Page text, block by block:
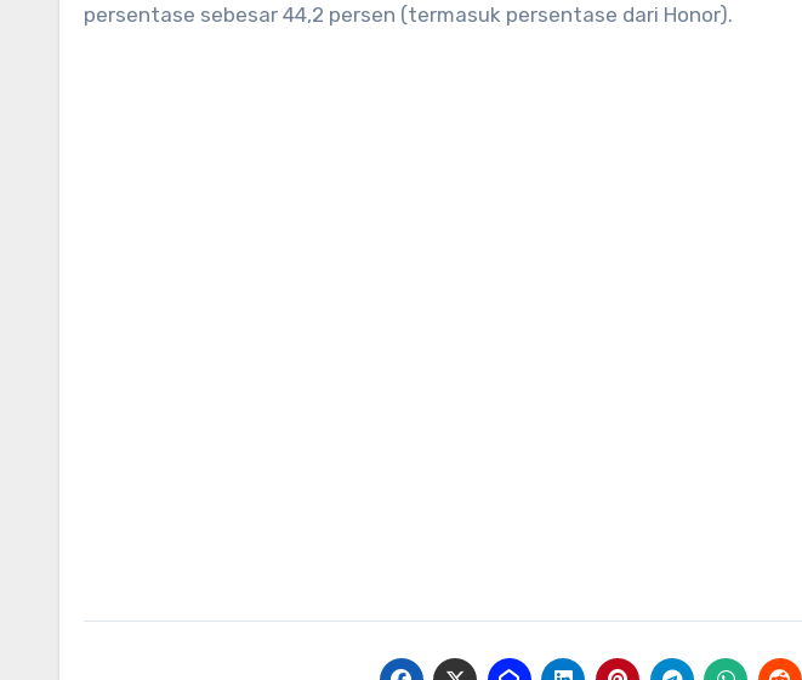
persentase sebesar 44,2 persen (termasuk persentase dari Honor).